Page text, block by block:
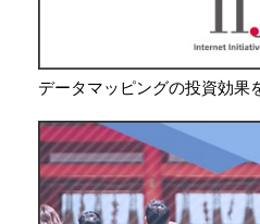
データマッピングの投資効果